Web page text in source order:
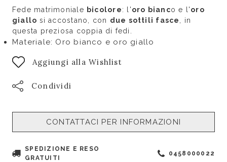
Fede matrimoniale bicolore: l'oro bianco e l'oro
giallo si accostano, con due sottili fasce
, in
questa preziosa coppia di fedi.
Materiale: Oro bianco e oro giallo
Aggiungi alla Wishlist
Condividi
CONTATTACI PER INFORMAZIONI
SPEDIZIONE E RESO
GRATUITI
0458000022